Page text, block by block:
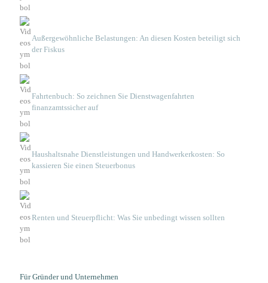
Außergewöhnliche Belastungen: An diesen Kosten beteiligt sich
der Fiskus
Fahrtenbuch: So zeichnen Sie Dienstwagenfahrten
finanzamtssicher auf
Haushaltsnahe Dienstleistungen und Handwerkerkosten: So
kassieren Sie einen Steuerbonus
Renten und Steuerpflicht: Was Sie unbedingt wissen sollten
Für Gründer und Unternehmen